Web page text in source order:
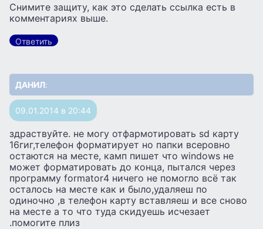
Снимите защиту, как это сделать ссылка есть в
комментариях выше.
Ответить
ДАНИЛ:
09.01.2014 в 20:44
здраствуйте. не могу отфармотировать sd карту
16гиг,телефон форматирует но папки всеровно
остаются на месте, камп пишет что windows не
может форматировать до конца, пытался через
программу formator4 ничего не помогло всё так
осталось на месте как и было,удаляеш по
одиночно ,в телефон карту вставляеш и все сново
на месте а то что туда скидуешь исчезает
.помогите плиз